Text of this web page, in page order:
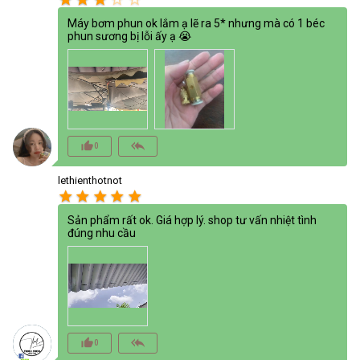
Máy bơm phun ok lắm ạ lẽ ra 5* nhưng mà có 1 béc
phun sương bị lỗi ấy ạ 😭
thumb_up_alt0 reply_all
lethienthotnot
star star star star star
Sản phẩm rất ok. Giá hợp lý. shop tư vấn nhiệt tình
đúng nhu cầu
thumb_up_alt0 reply_all